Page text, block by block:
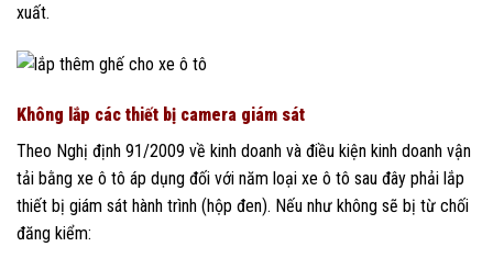
xuất.
Không lắp các thiết bị camera giám sát
Theo Nghị định 91/2009 về kinh doanh và điều kiện kinh doanh vận
tải bằng xe ô tô áp dụng đối với năm loại xe ô tô sau đây phải lắp
thiết bị giám sát hành trình (hộp đen). Nếu như không sẽ bị từ chối
đăng kiểm: